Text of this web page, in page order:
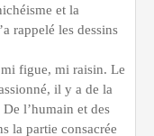
et la
rappelé les dessins
mi figue, mi raisin. Le
il y a de la
l’humain et des
la partie consacrée